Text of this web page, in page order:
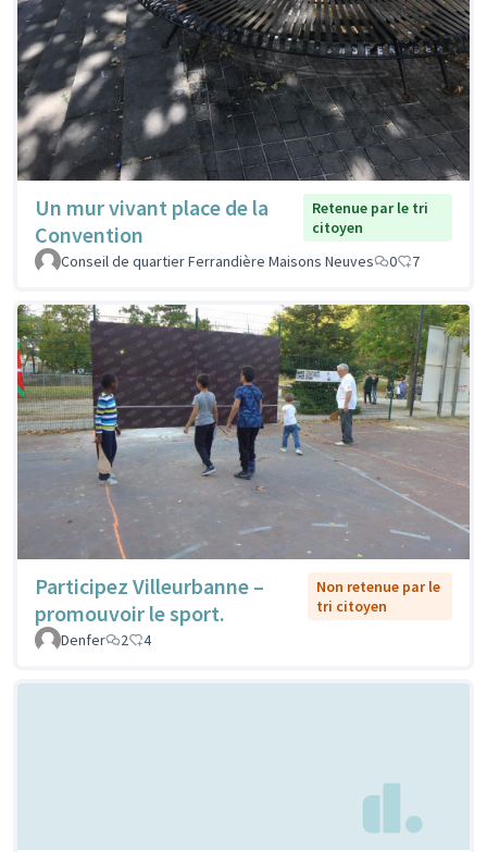
Un mur vivant place de la
Convention
Retenue par le tri
citoyen
Conseil de quartier Ferrandière Maisons Neuves
0 7
Participez Villeurbanne –
promouvoir le sport.
Non retenue par le
tri citoyen
Denfer
2 4